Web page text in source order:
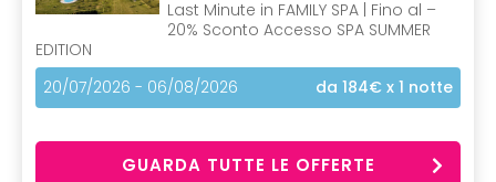
Last Minute in FAMILY SPA | Fino al –
20% Sconto Accesso SPA SUMMER
EDITION
20/07/2026 - 06/08/2026
da 184€ x 1 notte
GUARDA TUTTE LE OFFERTE